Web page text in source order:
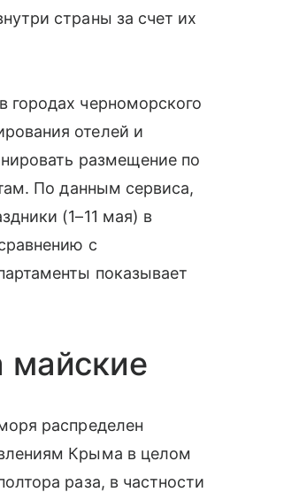
страны за счет их
городах черноморского
отелей и
размещение по
По данным сервиса,
(1–11 мая) в
с
показывает
майские
распределен
Крыма в целом
раза, в частности